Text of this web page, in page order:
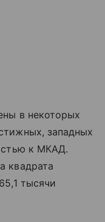
в некоторых
западных
к МКАД.
квадрата
тысячи